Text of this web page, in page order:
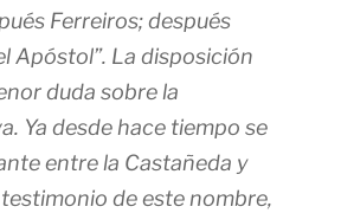
Ferreiros; después
Apóstol”. La disposición
duda sobre la
Ya desde hace tiempo se
entre la Castañeda y
de este nombre,